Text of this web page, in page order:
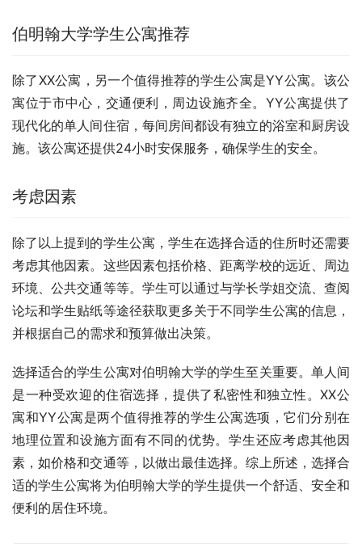
伯明翰大学学生公寓推荐
除了XX公寓，另一个值得推荐的学生公寓是YY公寓。该公
寓位于市中心，交通便利，周边设施齐全。YY公寓提供了
现代化的单人间住宿，每间房间都设有独立的浴室和厨房设
施。该公寓还提供24小时安保服务，确保学生的安全。
考虑因素
除了以上提到的学生公寓，学生在选择合适的住所时还需要
考虑其他因素。这些因素包括价格、距离学校的远近、周边
环境、公共交通等等。学生可以通过与学长学姐交流、查阅
论坛和学生贴纸等途径获取更多关于不同学生公寓的信息，
并根据自己的需求和预算做出决策。
选择适合的学生公寓对伯明翰大学的学生至关重要。单人间
是一种受欢迎的住宿选择，提供了私密性和独立性。XX公
寓和YY公寓是两个值得推荐的学生公寓选项，它们分别在
地理位置和设施方面有不同的优势。学生还应考虑其他因
素，如价格和交通等，以做出最佳选择。综上所述，选择合
适的学生公寓将为伯明翰大学的学生提供一个舒适、安全和
便利的居住环境。